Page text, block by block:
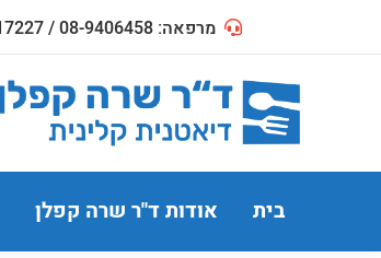
מרפאה: 08-9406458 / 050-6617227 |
בית אודות ד"ר שרה קפלן